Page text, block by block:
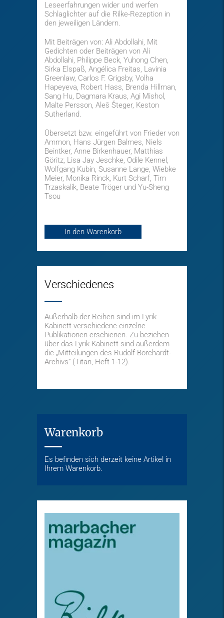
Leseerfahrungen wider und werfen
Schlaglichter auf die Rilke-Rezeption in
den jeweiligen Ländern.
Mit Beiträgen von: Ali Abdollahi, Mit
Gedichten oder Beiträgen von Ali
Abdollahi, Philippe Beck, Yuhong Chen,
Sirka Elspaß, Angélica Freitas, Lavinia
Greenlaw, Carlos F. Grigsby, Volha
Hapeyeva, Robert Hass, Brenda Hillman,
Sang Hu, Dagmara Kraus, Agi Mishol,
Malte Persson, Aleš Šteger, Keston
Sutherland.
Übersetzt bzw. eingeführt von Frieder von
Ammon, Hans Jürgen Balmes, Niels
Beintker, Anne Birkenhauer, Matthias
Göritz, Lisa Jay Jeschke, Odile Kennel,
Wolfgang Kubin, Susanne Lange, Wiebke
Meier, Monika Rinck, Kurt Scharf, Tim
Trzaskalik, Beate Tröger und Yu-Sheng
Tsou
In den Warenkorb
Verschiedenes
Außerhalb der Reihen sind im Lyrik
Kabinett verschiedene einzelne
Publikationen erschienen. Zu beziehen
über das Lyrik Kabinett sind außerdem
die „Mitteilungen des Rudolf Borchardt-
Archivs“ (Titan, Heft 1-12).
Warenkorb
Es befinden sich derzeit keine Artikel in
Ihrem Warenkorb.